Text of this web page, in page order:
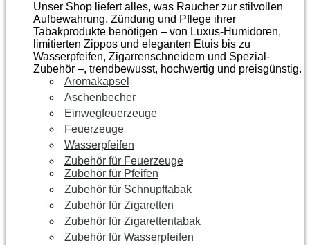
Unser Shop liefert alles, was Raucher zur stilvollen
Aufbewahrung, Zündung und Pflege ihrer
Tabakprodukte benötigen – von Luxus-Humidoren,
limitierten Zippos und eleganten Etuis bis zu
Wasserpfeifen, Zigarrenschneidern und Spezial-
Zubehör –, trendbewusst, hochwertig und preisgünstig.
Aromakapsel
Aschenbecher
Einwegfeuerzeuge
Feuerzeuge
Wasserpfeifen
Zubehör für Feuerzeuge
Zubehör für Pfeifen
Zubehör für Schnupftabak
Zubehör für Zigaretten
Zubehör für Zigarettentabak
Zubehör für Wasserpfeifen